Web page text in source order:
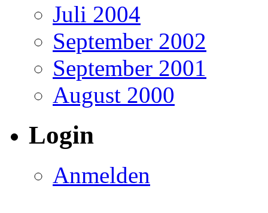
Juli 2004
September 2002
September 2001
August 2000
Login
Anmelden